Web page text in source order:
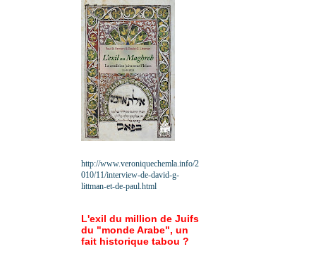
http://www.veroniquechemla.info/2
010/11/interview-de-david-g-
littman-et-de-paul.html
L'exil du million de Juifs
du "monde Arabe", un
fait historique tabou ?